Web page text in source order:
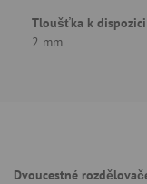
Tloušťka k dispozici
2 mm
Dvoucestné